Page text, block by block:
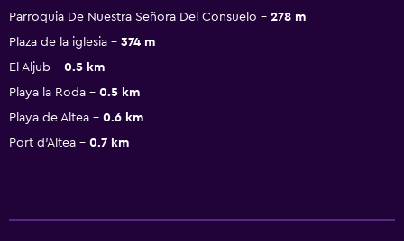
Parroquia De Nuestra Señora Del Consuelo
278 m
Plaza de la iglesia
374 m
El Aljub
0.5 km
Playa la Roda
0.5 km
Playa de Altea
0.6 km
Port d'Altea
0.7 km